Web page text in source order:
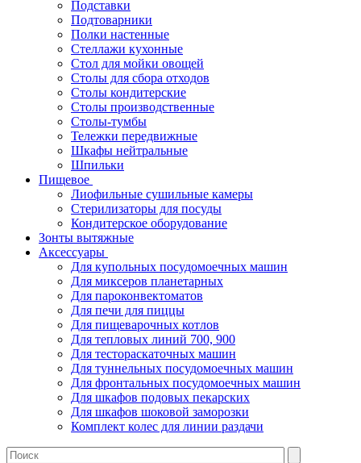
Подставки
Подтоварники
Полки настенные
Стеллажи кухонные
Стол для мойки овощей
Столы для сбора отходов
Столы кондитерские
Столы производственные
Столы-тумбы
Тележки передвижные
Шкафы нейтральные
Шпильки
Пищевое
Лиофильные сушильные камеры
Стерилизаторы для посуды
Кондитерское оборудование
Зонты вытяжные
Аксессуары
Для купольных посудомоечных машин
Для миксеров планетарных
Для пароконвектоматов
Для печи для пиццы
Для пищеварочных котлов
Для тепловых линий 700, 900
Для тестораскаточных машин
Для туннельных посудомоечных машин
Для фронтальных посудомоечных машин
Для шкафов подовых пекарских
Для шкафов шоковой заморозки
Комплект колес для линии раздачи